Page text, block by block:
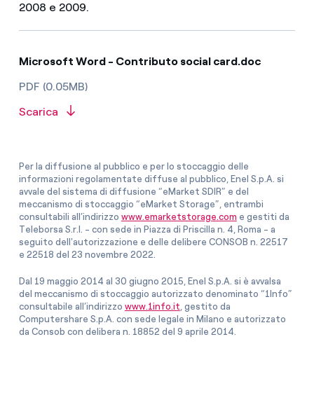
2008 e 2009.
Microsoft Word - Contributo social card.doc
PDF (0.05MB)
Scarica
Per la diffusione al pubblico e per lo stoccaggio delle
informazioni regolamentate diffuse al pubblico, Enel S.p.A. si
avvale del sistema di diffusione “eMarket SDIR” e del
meccanismo di stoccaggio “eMarket Storage”, entrambi
consultabili all’indirizzo www.emarketstorage.com e gestiti da
Teleborsa S.r.l. - con sede in Piazza di Priscilla n. 4, Roma - a
seguito dell'autorizzazione e delle delibere CONSOB n. 22517
e 22518 del 23 novembre 2022.
Dal 19 maggio 2014 al 30 giugno 2015, Enel S.p.A. si è avvalsa
del meccanismo di stoccaggio autorizzato denominato “1Info”
consultabile all’indirizzo www.1info.it, gestito da
Computershare S.p.A. con sede legale in Milano e autorizzato
da Consob con delibera n. 18852 del 9 aprile 2014.